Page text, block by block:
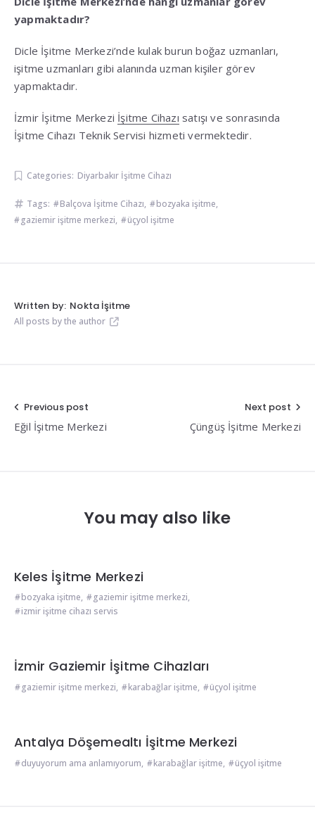
yapmaktadır?
Dicle İşitme Merkezi’nde kulak burun boğaz uzmanları,
işitme uzmanları gibi alanında uzman kişiler görev
yapmaktadır.
İzmir İşitme Merkezi İşitme Cihazı satışı ve sonrasında
İşitme Cihazı Teknik Servisi hizmeti vermektedir.
Categories: Diyarbakır İşitme Cihazı
Tags: Balçova İşitme Cihazı, bozyaka işitme,
gaziemir işitme merkezi, üçyol işitme
Written by: Nokta İşitme
All posts by the author
Yazı
gezinmesi
Previous post
Eğil İşitme Merkezi
Next post
Çüngüş İşitme Merkezi
You may also like
Keles İşitme Merkezi
bozyaka işitme, gaziemir işitme merkezi,
izmir işitme cihazı servis
İzmir Gaziemir İşitme Cihazları
gaziemir işitme merkezi, karabağlar işitme, üçyol işitme
Antalya Döşemealtı İşitme Merkezi
duyuyorum ama anlamıyorum, karabağlar işitme, üçyol işitme